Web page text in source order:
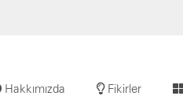
Hakkımızda Fikirler